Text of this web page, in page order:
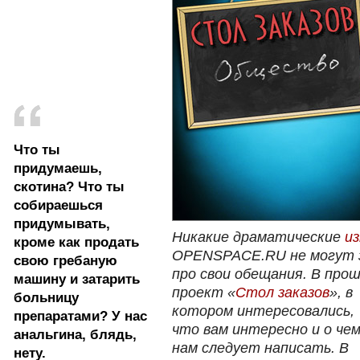
Что ты
придумаешь,
скотина? Что ты
собираешься
придумывать,
кроме как продать
свою гребаную
машину и затарить
больницу
препаратами? У нас
анальгина, блядь,
нету.
Никакие драматические
OPENSPACE.RU не
про свои обещания. В
проект «Стол заказов», в
котором интересовались,
что вам интересно и о чем
нам следует написать. В